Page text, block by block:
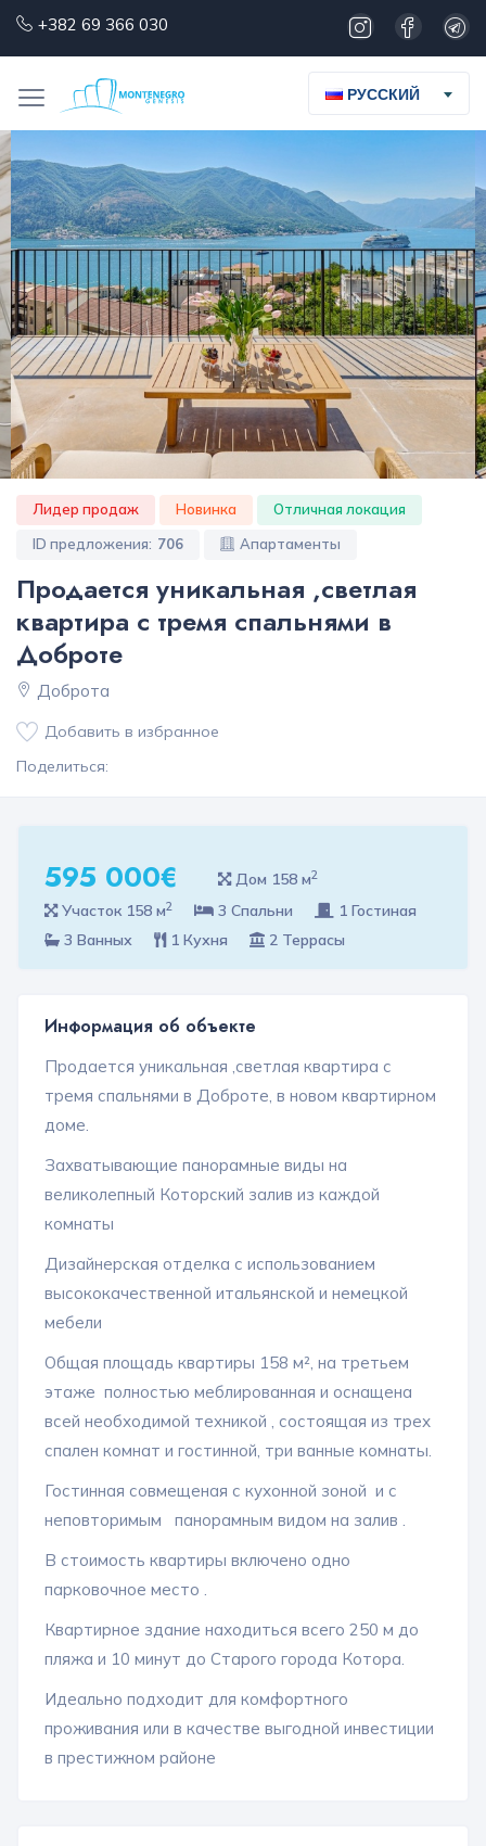
+382 69 366 030
РУССКИЙ
Лидер продаж Новинка
Отличная локация
ID предложения: 706 Апартаменты
Продается уникальная ,светлая
квартира с тремя спальнями в
Доброте
Доброта
Добавить в избранное
Поделиться:
595 000€ Дом 158 м2
Участок 158 м2 3 Спальни
1 Гостиная
3 Ванных
1 Кухня 2 Террасы
Информация об объекте
Продается уникальная ,светлая квартира с
тремя спальнями в Доброте, в новом квартирном
доме.
Захватывающие панорамные виды на
великолепный Которский залив из каждой
комнаты
Дизайнерская отделка с использованием
высококачественной итальянской и немецкой
мебели
Общая площадь квартиры 158 м², на третьем
этаже полностью меблированная и оснащена
всей необходимой техникой , состоящая из трех
спален комнат и гостинной, три ванные комнаты.
Гостинная совмещеная с кухонной зоной и с
неповторимым панорамным видом на залив .
В стоимость квартиры включено одно
парковочное место .
Квартирное здание находиться всего 250 м до
пляжа и 10 минут до Старого города Котора.
Идеально подходит для комфортного
проживания или в качестве выгодной инвестиции
в престижном районе